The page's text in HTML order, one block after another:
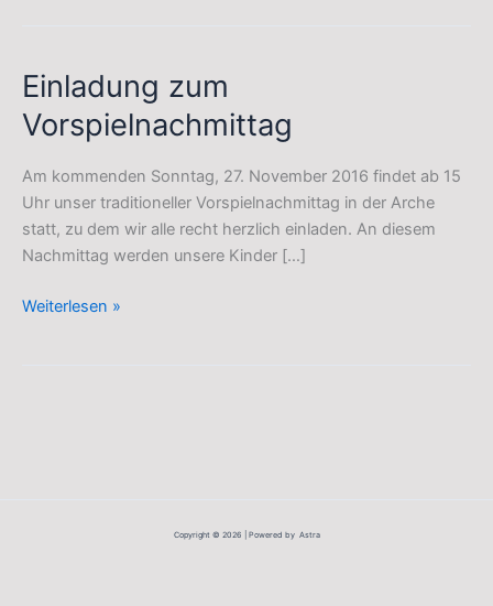
Einladung zum
Vorspielnachmittag
Am kommenden Sonntag, 27. November 2016 findet ab 15
Uhr unser traditioneller Vorspielnachmittag in der Arche
statt, zu dem wir alle recht herzlich einladen. An diesem
Nachmittag werden unsere Kinder […]
Einladung
Weiterlesen »
Copyright © 2026 | Powered by Astra